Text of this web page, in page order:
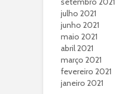
julho 2021
junho 2021
maio 2021
abril 2021
março 2021
fevereiro 2021
janeiro 2021